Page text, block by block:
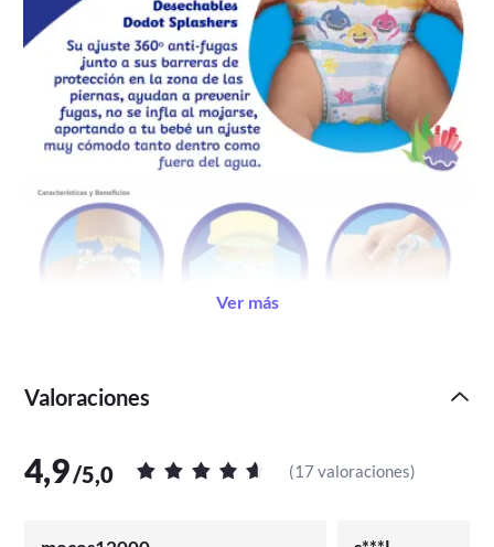
Ver más
Valoraciones
4,9/5,0 (17 valoraciones)